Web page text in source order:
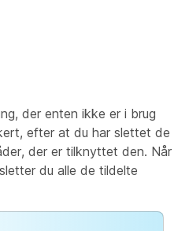
der enten ikke er i brug
efter at du har slettet de
der er tilknyttet den. Når
du alle de tildelte